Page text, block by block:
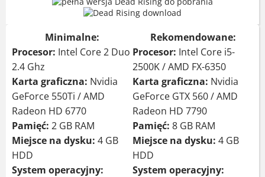
Minimalne:
Rekomendowane:
Procesor: Intel Core 2 Duo
2.4 Ghz
Karta graficzna: Nvidia
GeForce 550Ti / AMD
Radeon HD 6770
Pamięć: 2 GB RAM
Miejsce na dysku: 4 GB
HDD
System operacyjny:
Procesor: Intel Core i5-
2500K / AMD FX-6350
Karta graficzna: Nvidia
GeForce GTX 560 / AMD
Radeon HD 7790
Pamięć: 8 GB RAM
Miejsce na dysku: 4 GB
HDD
System operacyjny: